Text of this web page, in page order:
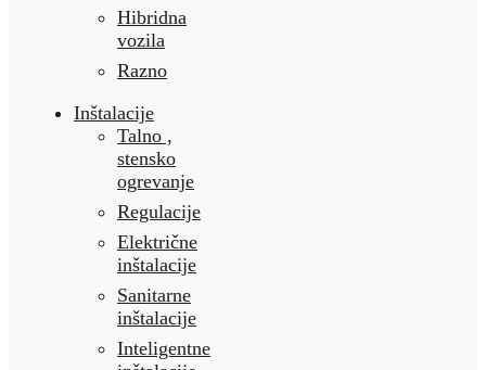
Hibridna
vozila
Razno
Inštalacije
Talno ,
stensko
ogrevanje
Regulacije
Električne
inštalacije
Sanitarne
inštalacije
Inteligentne